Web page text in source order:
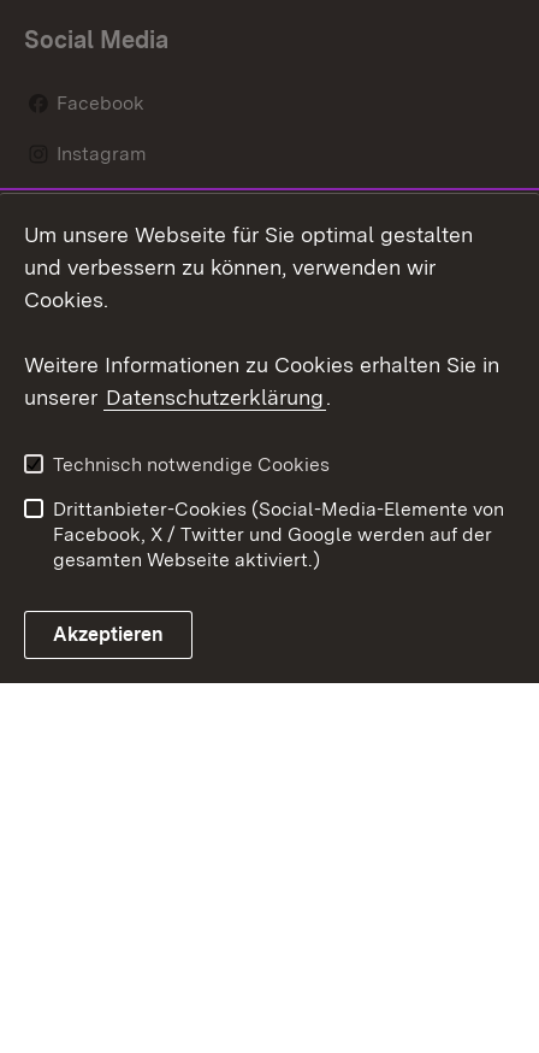
Social Media
Facebook
Instagram
Mastodon
Youtube
Link zum Landesportal
Kontakt
Datenschutz
Barrierefreiheit
Impressum Cookies
Um unsere Webseite für Sie optimal gestalten
und verbessern zu können, verwenden wir
Cookies.
Weitere Informationen zu Cookies erhalten Sie in
unserer Datenschutzerklärung.
Technisch notwendige Cookies
Drittanbieter-Cookies (Social-Media-Elemente von
Facebook, X / Twitter und Google werden auf der
gesamten Webseite aktiviert.)
Akzeptieren